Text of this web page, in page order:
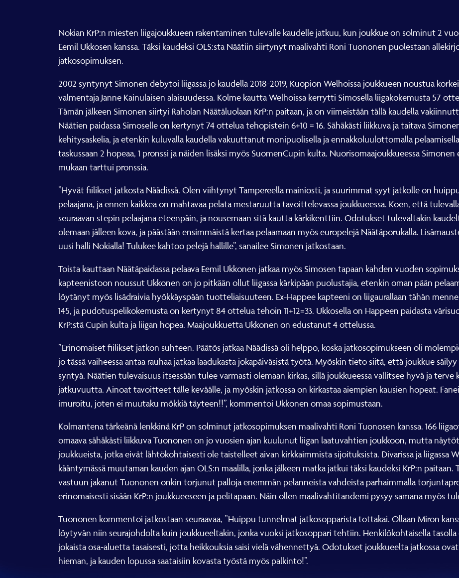
Nokian KrP:n miesten liigajoukkueen rakentaminen tulevalle kaudelle jatkuu, kun joukkue on solminut 2
Eemil Ukkosen kanssa. Täksi kaudeksi OLS:sta Näätiin siirtynyt maalivahti Roni Tuononen puolestaan
jatkosopimuksen.
2002 syntynyt Simonen debytoi liigassa jo kaudella 2018-2019, Kuopion Welhoissa joukkueen noustua
valmentaja Janne Kainulaisen alaisuudessa. Kolme kautta Welhoissa kerrytti Simosella liigakokemusta 57
Tämän jälkeen Simonen siirtyi Raholan Näätäluolaan KrP:n paitaan, ja on viimeistään tällä kaudella
Näätien paidassa Simoselle on kertynyt 74 ottelua tehopistein 6+10 = 16. Sähäkästi liikkuva ja taitava
kehitysaskelia, ja etenkin kuluvalla kaudella vakuuttanut monipuolisella ja ennakkoluulottomalla
taskussaan 2 hopeaa, 1 pronssi ja näiden lisäksi myös SuomenCupin kulta. Nuorisomaajoukkueessa
mukaan tarttui pronssia.
”Hyvät fiilikset jatkosta Näädissä. Olen viihtynyt Tampereella mainiosti, ja suurimmat syyt jatkolle on
pelaajana, ja ennen kaikkea on mahtavaa pelata mestaruutta tavoittelevassa joukkueessa. Koen, että
seuraavan stepin pelaajana eteenpäin, ja nousemaan sitä kautta kärkikenttiin. Odotukset tulevaltakin
olemaan jälleen kova, ja päästään ensimmäistä kertaa pelaamaan myös europelejä Näätäporukalla.
uusi halli Nokialla! Tulukee kahtoo pelejä hallille”, sanailee Simonen jatkostaan.
Toista kauttaan Näätäpaidassa pelaava Eemil Ukkonen jatkaa myös Simosen tapaan kahden vuoden
kapteenistoon noussut Ukkonen on jo pitkään ollut liigassa kärkipään puolustajia, etenkin oman pään
löytänyt myös lisädraivia hyökkäyspään tuotteliaisuuteen. Ex-Happee kapteeni on liigaurallaan tähän
145, ja pudotuspelikokemusta on kertynyt 84 ottelua tehoin 11+12=33. Ukkosella on Happeen paidasta
KrP:stä Cupin kulta ja liigan hopea. Maajoukkuetta Ukkonen on edustanut 4 ottelussa.
”Erinomaiset fiilikset jatkon suhteen. Päätös jatkaa Näädissä oli helppo, koska jatkosopimukseen oli
jo tässä vaiheessa antaa rauhaa jatkaa laadukasta jokapäiväsistä työtä. Myöskin tieto siitä, että joukkue
syntyä. Näätien tulevaisuus itsessään tulee varmasti olemaan kirkas, sillä joukkueessa vallitsee hyvä ja terve
jatkuvuutta. Ainoat tavoitteet tälle keväälle, ja myöskin jatkossa on kirkastaa aiempien kausien hopeat.
imuroitu, joten ei muutaku mökkiä täyteen!!”, kommentoi Ukkonen omaa sopimustaan.
Kolmantena tärkeänä lenkkinä KrP on solminut jatkosopimuksen maalivahti Roni Tuonosen kanssa. 166
omaava sähäkästi liikkuva Tuononen on jo vuosien ajan kuulunut liigan laatuvahtien joukkoon, mutta
joukkueista, jotka eivät lähtökohtaisesti ole taistelleet aivan kirkkaimmista sijoituksista. Divarissa ja liigassa
kääntymässä muutaman kauden ajan OLS:n maalilla, jonka jälkeen matka jatkui täksi kaudeksi KrP:n paitaan.
vastuun jakanut Tuononen onkin torjunut palloja enemmän pelanneista vahdeista parhaimmalla
erinomaisesti sisään KrP:n joukkueeseen ja pelitapaan. Näin ollen maalivahtitandemi pysyy samana myös
Tuononen kommentoi jatkostaan seuraavaa, ”Huippu tunnelmat jatkosopparista tottakai. Ollaan Miron
löytyvän niin seurajohdolta kuin joukkueeltakin, jonka vuoksi jatkosoppari tehtiin. Henkilökohtaisella
jokaista osa-aluetta tasaisesti, jotta heikkouksia saisi vielä vähennettyä. Odotukset joukkueelta jatkossa
hieman, ja kauden lopussa saataisiin kovasta työstä myös palkinto!”.